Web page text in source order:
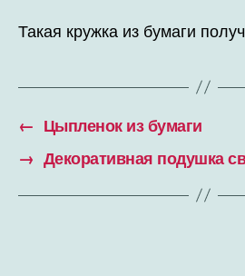
Такая кружка из бумаги
← Цыпленок из бумаги
→ Декоративная подушка